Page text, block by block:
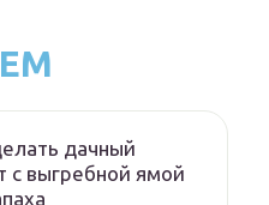
дачный
с выгребной ямой